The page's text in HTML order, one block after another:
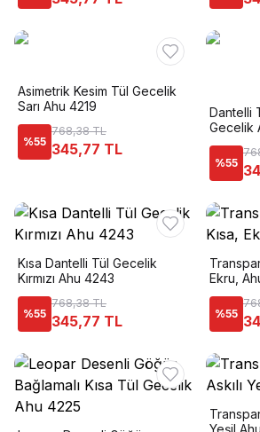
Asimetrik Kesim Tül Gecelik
Sarı Ahu 4219
%55
768,38 TL
345,77 TL
Dantelli
Gecelik
%55
Kısa Dantelli Tül Gecelik
Kırmızı Ahu 4243
%55
768,38 TL
345,77 TL
Ekru,
%55
Yeşil